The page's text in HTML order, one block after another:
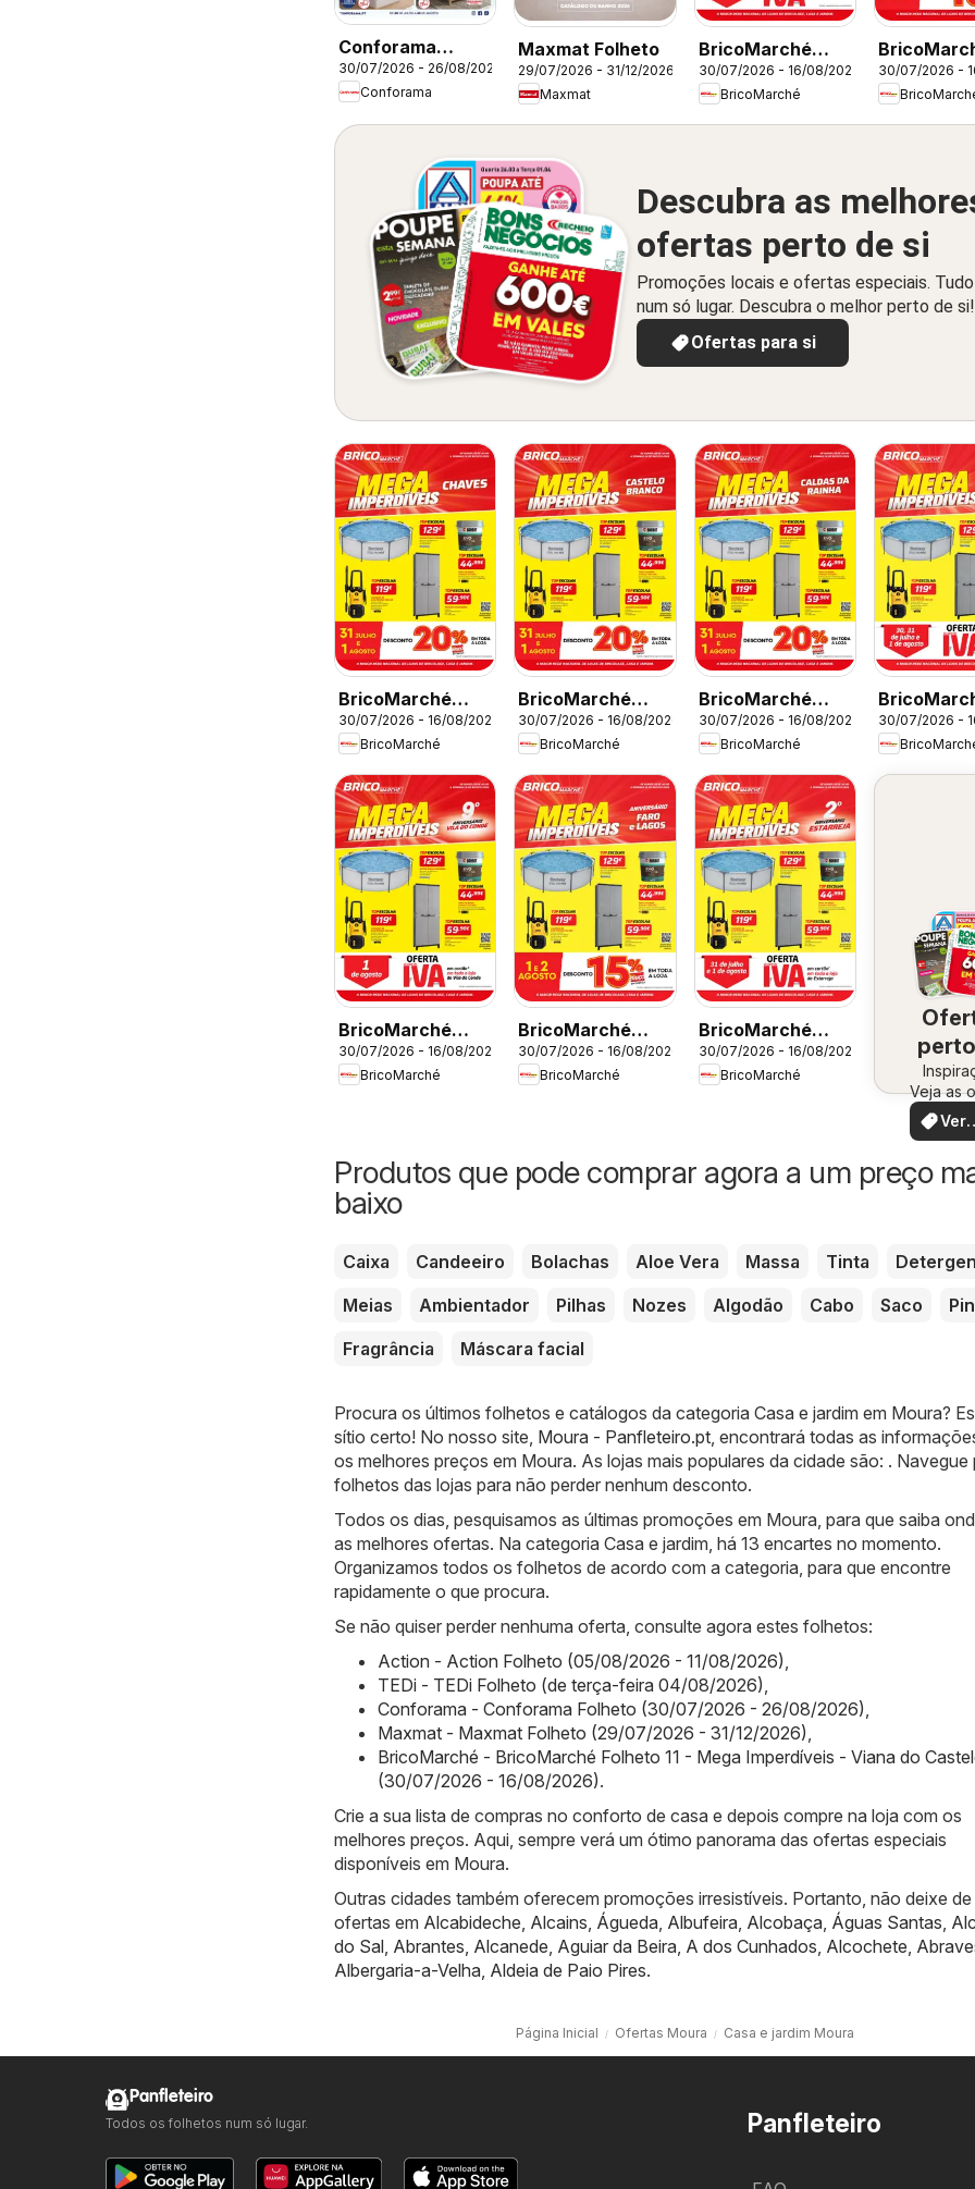
Conforama
Folheto
30/07/2026 - 26/08/2026
Conforama
Maxmat Folheto
29/07/2026 - 31/12/2026
Maxmat
BricoMarché
Folheto 11 - Mega
Imperdíveis -
Viana do Castelo
30/07/2026 - 16/08/2026
BricoMarché
Folheto 11
Imperdíveis
Ovar
30/07/2026 -
Descubra as
ofertas perto de si
Promoções locais e ofertas especiais. Tudo
num só lugar. Descubra o melhor perto de si!
Ofertas para si
BricoMarché
Folheto 11 - Mega
Imperdíveis -
Chaves
30/07/2026 - 16/08/2026
BricoMarché
BricoMarché
Folheto 11 - Mega
Imperdíveis -
Castelo Branco
30/07/2026 - 16/08/2026
BricoMarché
BricoMarché
Folheto 11 - Mega
Imperdíveis -
Caldas da Rainha
30/07/2026 - 16/08/2026
BricoMarché
Folheto 11
Imperdíveis
Viseu
30/07/2026 -
BricoMarché
Folheto 11 - Mega
Imperdíveis - Vila
30/07/2026 - 16/08/2026
BricoMarché
BricoMarché
Folheto 11 - Mega
Imperdíveis -
30/07/2026 - 16/08/2026
BricoMarché
BricoMarché
Folheto 11 - Mega
Imperdíveis -
30/07/2026 - 16/08/2026
BricoMarché
Veja as
pertoVer
Produtos que pode comprar agora a um preço
baixo
Caixa Candeeiro Bolachas Aloe Vera Massa Tinta
Meias
Ambientador Pilhas Nozes Algodão Cabo Saco
Fragrância
Máscara facial
Procura os últimos folhetos e catálogos da categoria Casa e jardim em Moura?
sítio certo! No nosso site, Moura - Panfleteiro.pt, encontrará todas as
os melhores preços em Moura. As lojas mais populares da cidade são: . Navegue
folhetos das lojas para não perder nenhum desconto.
Todos os dias, pesquisamos as últimas promoções em Moura, para que saiba
as melhores ofertas. Na categoria Casa e jardim, há 13 encartes no momento.
Organizamos todos os folhetos de acordo com a categoria, para que encontre
rapidamente o que procura.
Se não quiser perder nenhuma oferta, consulte agora estes folhetos:
Action - Action Folheto (05/08/2026 - 11/08/2026),
TEDi - TEDi Folheto (de terça-feira 04/08/2026),
Conforama - Conforama Folheto (30/07/2026 - 26/08/2026),
Maxmat - Maxmat Folheto (29/07/2026 - 31/12/2026),
BricoMarché - BricoMarché Folheto 11 - Mega Imperdíveis - Viana do
(30/07/2026 - 16/08/2026).
Crie a sua lista de compras no conforto de casa e depois compre na loja com os
melhores preços. Aqui, sempre verá um ótimo panorama das ofertas especiais
disponíveis em Moura.
Outras cidades também oferecem promoções irresistíveis. Portanto, não deixe de
ofertas em Alcabideche, Alcains, Águeda, Albufeira, Alcobaça, Águas Santas,
do Sal, Abrantes, Alcanede, Aguiar da Beira, A dos Cunhados, Alcochete,
Albergaria-a-Velha, Aldeia de Paio Pires.
Página Inicial Ofertas Moura Casa e jardim Moura
Panfleteiro
Panfleteiro
Todos os folhetos num só lugar.